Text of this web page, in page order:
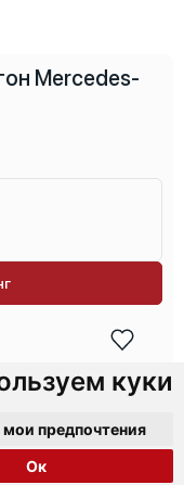
куки
Ок
предпочтения
Mercedes-